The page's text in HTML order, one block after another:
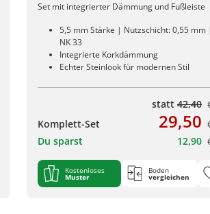
Set mit integrierter Dämmung und Fußleiste
5,5 mm Stärke | Nutzschicht: 0,55 mm |
NK 33
Integrierte Korkdämmung
Echter Steinlook für modernen Stil
statt 42,40
Komplett-Set 29,50
Du sparst 12,90
Kostenloses
Muster
Boden
vergleichen